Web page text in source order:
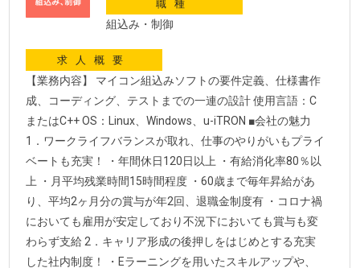
職種
組込み・制御
求人概要
【業務内容】 マイコン組込みソフトの要件定義、仕様書作
成、コーディング、テストまでの一連の設計 使用言語：C
またはC++ OS：Linux、Windows、u-iTRON ■会社の魅力
1．ワークライフバランスが取れ、仕事のやりがいもプライ
ベートも充実！ ・年間休日120日以上 ・有給消化率80％以
上 ・月平均残業時間15時間程度 ・60歳まで毎年昇給があ
り、平均2ヶ月分の賞与が年2回、退職金制度有 ・コロナ禍
においても雇用が安定しており不況下においても賞与も変
わらず支給 2．キャリア形成の後押しをはじめとする充実
した社内制度！ ・Eラーニングを用いたスキルアップや、